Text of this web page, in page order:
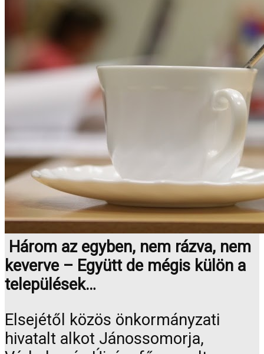
Három az egyben, nem rázva, nem
keverve – Együtt de mégis külön a
települések…
Elsejétől közös önkormányzati
hivatalt alkot Jánossomorja,